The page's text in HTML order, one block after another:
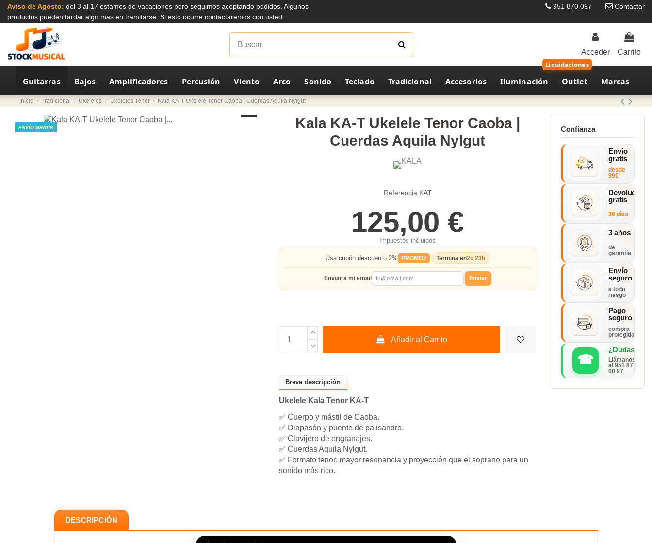
Aviso de Agosto: del 3 al 17 estamos de vacaciones pero seguimos aceptando pedidos. Algunos
productos pueden tardar algo más en tramitarse. Si esto ocurre contactaremos con usted.
951 870 097 Contactar
Acceder Carrito
Guitarras Bajos Amplificadores Percusión Viento Arco Sonido Teclado Tradicional Accesorios Iluminación Outlet
Liquidaciones
Marcas
Inicio Tradicional Ukeleles Ukeleles Tenor Kala KA-T Ukelele Tenor Caoba | Cuerdas Aquila Nylgut
ENVÍO GRATIS
Kala KA-T Ukelele Tenor Caoba |
Cuerdas Aquila Nylgut
Referencia KAT
125,00 €
Impuestos incluidos
Usa cupón descuento 2% PROMO2 Termina en2d 23h
Enviar a mi email Enviar
Añadir al Carrito
Ukelele Kala Tenor KA-T
✅ Cuerpo y mástil de Caoba.
✅ Diapasón y puente de palisandro.
✅ Clavijero de engranajes.
✅ Cuerdas Aquila Nylgut.
✅ Formato tenor: mayor resonancia y proyección que el soprano para un
sonido más rico.
Confianza
Envío
gratis
desde
99€
gratis
30 días
3 años
de
garantía
Envío
seguro
a todo
riesgo
Pago
seguro
compra
protegida
☎
¿Dudas?
Llámanos
al 951 87
00 97
DESCRIPCIÓN